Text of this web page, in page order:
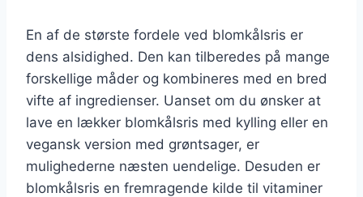
En af de største fordele ved blomkålsris er
dens alsidighed. Den kan tilberedes på mange
forskellige måder og kombineres med en bred
vifte af ingredienser. Uanset om du ønsker at
lave en lækker blomkålsris med kylling eller en
vegansk version med grøntsager, er
mulighederne næsten uendelige. Desuden er
blomkålsris en fremragende kilde til vitaminer